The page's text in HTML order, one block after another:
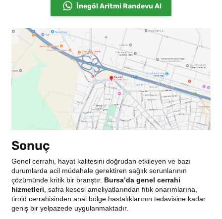
İnegöl Aritmi Randevu Al
Sonuç
Genel cerrahi, hayat kalitesini doğrudan etkileyen ve bazı
durumlarda acil müdahale gerektiren sağlık sorunlarının
çözümünde kritik bir branştır. Bursa’da genel cerrahi
hizmetleri, safra kesesi ameliyatlarından fıtık onarımlarına,
tiroid cerrahisinden anal bölge hastalıklarının tedavisine kadar
geniş bir yelpazede uygulanmaktadır.